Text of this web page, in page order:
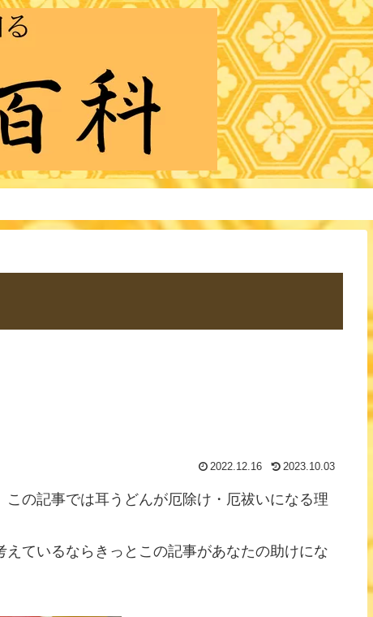
2022.12.16 2023.10.03
この記事では耳うどんが厄除け・厄祓いになる理
ているならきっとこの記事があなたの助けにな